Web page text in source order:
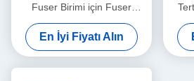
Fuser Birimi için Fuser
Montaj Birimi
En İyi Fiyatı Alın